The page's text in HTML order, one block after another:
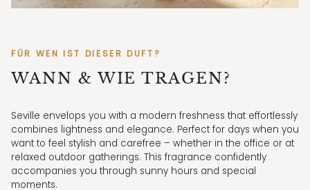
FÜR WEN IST DIESER DUFT?
WANN & WIE TRAGEN?
Seville envelops you with a modern freshness that effortlessly
combines lightness and elegance. Perfect for days when you
want to feel stylish and carefree – whether in the office or at
relaxed outdoor gatherings. This fragrance confidently
accompanies you through sunny hours and special
moments.